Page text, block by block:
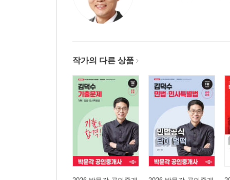
Chapter 03 계약법
테마 01 계약의 성립
테마 04 제3자를 위한 계약
테마 05 계약해제
테마 06 계약금
테마 07 매도인의 담보책임
테마 08 환매 및 예약완결권
테마 09 임차인의 권리
테마 10 임차권의 양도 및 전대
작가의 다른 상품